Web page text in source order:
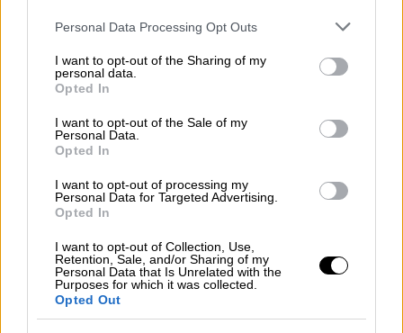
Please note that this website/app uses one or more Google
not limited to your visit or usage behaviour. You may click to
grant or deny consent to Google and its third-party tags to
use your data for below specified purposes in below Google
consent section.
Personal Data Processing Opt Outs
I want to opt-out of the Sharing of my
personal data.
Opted In
I want to opt-out of the Sale of my
Personal Data.
Opted In
I want to opt-out of processing my
Personal Data for Targeted Advertising.
Opted In
I want to opt-out of Collection, Use,
Retention, Sale, and/or Sharing of my
Personal Data that Is Unrelated with the
Purposes for which it was collected.
Opted Out
ΔΙΑΒΑΣΤΕ ΕΠΙΣΗΣ
Πολιτική|26.06.2023 00:45
Οι 8 βουλευτές της Πλεύσης
στη Βουλή
Πολιτική|26.06.2023 06:10
Τα γνωστά ονόματα που ετοιμάζονται
έκπληξη - Ο οδικός χάρτης
Μητσοτάκη